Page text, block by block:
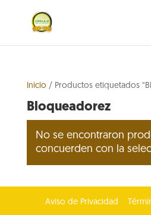
Inicio / Productos etiquetados
Bloqueadorez
No se encontraron
concuerden con la
Aviso de Privacidad